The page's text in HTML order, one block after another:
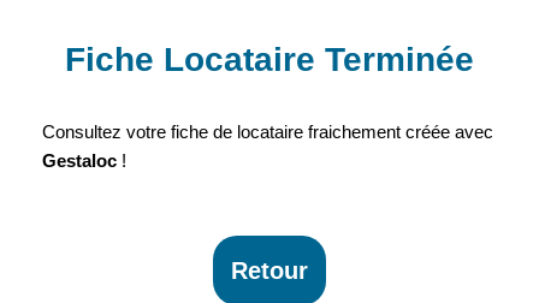
Fiche Locataire Terminée
Consultez votre fiche de locataire fraichement créée avec
Gestaloc !
Retour